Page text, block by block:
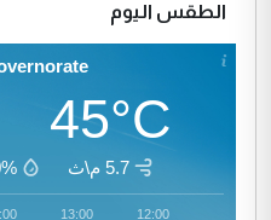
الطقس اليوم
45°C
5.7 م\ث
12:00
13:00